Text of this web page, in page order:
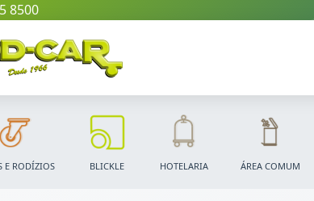
8500
E RODÍZIOS BLICKLE HOTELARIA ÁREA COMUM